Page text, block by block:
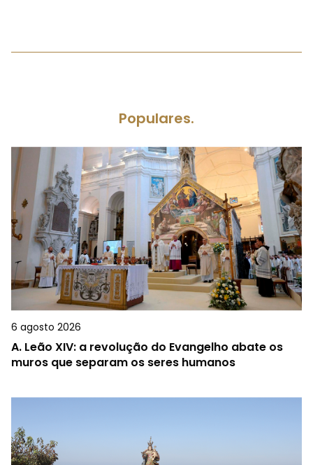
Populares.
6 agosto 2026
A. Leão XIV: a revolução do Evangelho abate os
muros que separam os seres humanos